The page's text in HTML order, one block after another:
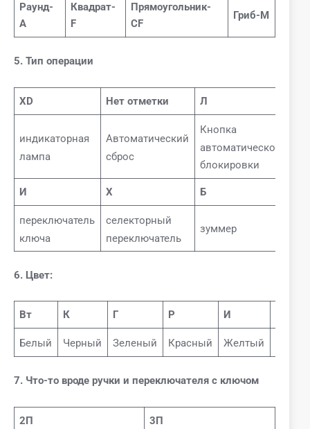
Раунд-
А
Квадрат-
F
Прямоугольник-
CF
Гриб-М
5. Тип операции
XD Нет отметки Л
индикаторная
лампа
Автоматический
сброс
Кнопка
автоматической
блокировки
И Х Б
переключатель
ключа
селекторный
переключатель
зуммер
6. Цвет:
Вт К Г Р И
Белый Черный Зеленый Красный Желтый
7. Что-то вроде ручки и переключателя с ключом
2П 3П